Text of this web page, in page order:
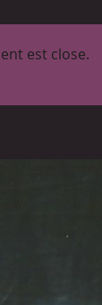
est close.